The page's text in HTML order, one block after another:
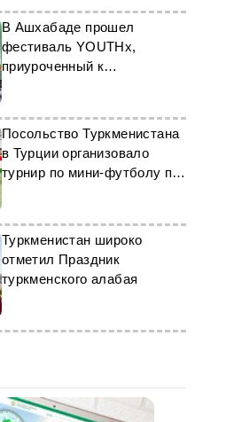
В Ашхабаде прошел
фестиваль YOUTHx,
приуроченный к
Международному дню
молодёжи
Посольство Туркменистана
в Турции организовало
турнир по мини-футболу по
Туркменистан широко
отметил Праздник
туркменского алабая